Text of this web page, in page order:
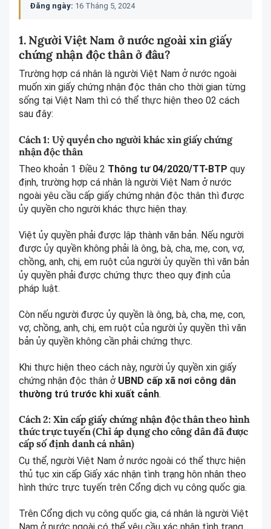
Đăng ngày: 16 Tháng 5, 2024
1. Người Việt Nam ở nước ngoài xin giấy
chứng nhận độc thân ở đâu?
Trường hợp cá nhân là người Việt Nam ở nước ngoài
muốn xin giấy chứng nhận độc thân cho thời gian từng
sống tại Việt Nam thì có thể thực hiện theo 02 cách
sau đây:
Cách 1: Uỷ quyền cho người khác xin giấy chứng
nhận độc thân
Theo khoản 1 Điều 2 Thông tư 04/2020/TT-BTP quy
định, trường hợp cá nhân là người Việt Nam ở nước
ngoài yêu cầu cấp giấy chứng nhận độc thân thì được
ủy quyền cho người khác thực hiện thay.
Việt ủy quyền phải được lập thành văn bản. Nếu người
được ủy quyền không phải là ông, bà, cha, mẹ, con, vợ,
chồng, anh, chị, em ruột của người ủy quyền thì văn bản
ủy quyền phải được chứng thực theo quy định của
pháp luật.
Còn nếu người được ủy quyền là ông, bà, cha, mẹ, con,
vợ, chồng, anh, chị, em ruột của người ủy quyền thì văn
bản ủy quyền không cần phải chứng thực.
Khi thực hiện theo cách này, người ủy quyền xin giấy
chứng nhận độc thân ở UBND cấp xã nơi công dân
thường trú trước khi xuất cảnh.
Cách 2: Xin cấp giấy chứng nhận độc thân theo hình
thức trực tuyến (Chỉ áp dụng cho công dân đã được
cấp số định danh cá nhân)
Cụ thể, người Việt Nam ở nước ngoài có thể thực hiện
thủ tục xin cấp Giấy xác nhận tình trạng hôn nhân theo
hình thức trực tuyến trên Cổng dịch vụ công quốc gia.
Trên Cổng dịch vụ công quốc gia, cá nhân là người Việt